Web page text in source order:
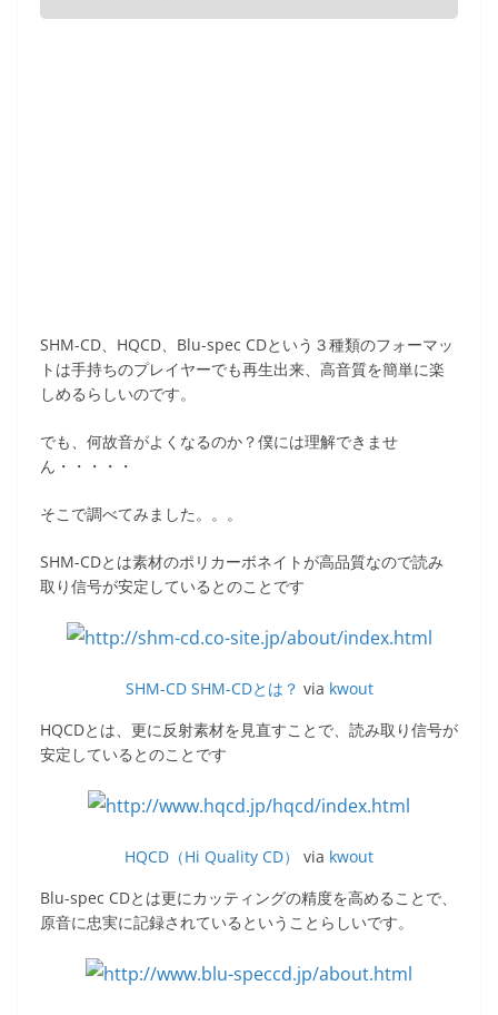
SHM-CD、HQCD、Blu-spec CDという３種類のフォーマッ
トは手持ちのプレイヤーでも再生出来、高音質を簡単に楽
しめるらしいのです。
でも、何故音がよくなるのか？僕には理解できませ
ん・・・・・
そこで調べてみました。。。
SHM-CDとは素材のポリカーボネイトが高品質なので読み
取り信号が安定しているとのことです
SHM-CD SHM-CDとは？ via kwout
HQCDとは、更に反射素材を見直すことで、読み取り信号が
安定しているとのことです
HQCD（Hi Quality CD） via kwout
Blu-spec CDとは更にカッティングの精度を高めることで、
原音に忠実に記録されているということらしいです。